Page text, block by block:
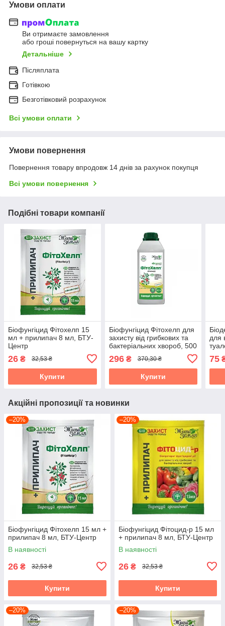
Умови оплати
Ви отримаєте замовлення
або гроші повернуться на вашу картку
Детальніше
Післяплата
Готівкою
Безготівковий розрахунок
Всі умови оплати
Умови повернення
Повернення товару впродовж 14 днів за рахунок покупця
Всі умови повернення
Подібні товари компанії
Біофунгіцид Фітохелп 15
мл + прилипач 8 мл, БТУ-
Центр
26 ₴ 32,53 ₴
Купити
Біофунгіцид Фітохелп для
захисту від грибкових та
бактеріальних хвороб, 500
296₴ 370,30 ₴
Купити
для
75
Акційні пропозиції та новинки
–20%
Біофунгіцид Фітохелп 15 мл +
прилипач 8 мл, БТУ-Центр
В наявності
26 ₴ 32,53 ₴
Купити
–20%
Біофунгіцид Фітоцид-р 15 мл
+ прилипач 8 мл, БТУ-Центр
В наявності
26 ₴ 32,53 ₴
Купити
–20% –20%